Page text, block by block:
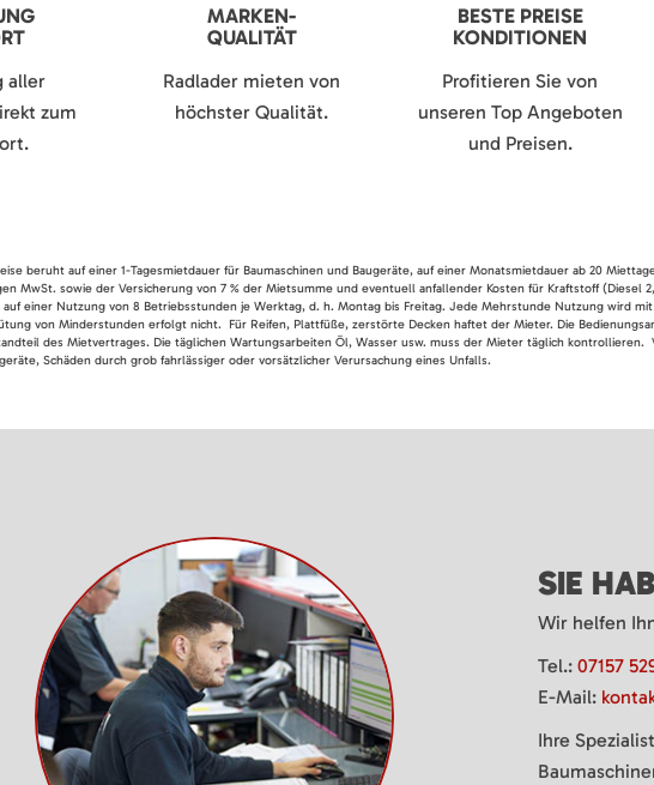
aller
zum
MARKEN-
QUALITÄT
Radlader mieten von
höchster Qualität.
BESTE PREISE
KONDITIONEN
Profitieren Sie von
unseren Top Angeboten
und Preisen.
beruht auf einer 1-Tagesmietdauer für Baumaschinen und Baugeräte, auf einer Monatsmietdauer ab 20
MwSt. sowie der Versicherung von 7 % der Mietsumme und eventuell anfallender Kosten für Kraftstoff (Diesel
auf einer Nutzung von 8 Betriebsstunden je Werktag, d. h. Montag bis Freitag. Jede Mehrstunde Nutzung wird
von Minderstunden erfolgt nicht. Für Reifen, Plattfüße, zerstörte Decken haftet der Mieter. Die
des Mietvertrages. Die täglichen Wartungsarbeiten Öl, Wasser usw. muss der Mieter täglich
Schäden durch grob fahrlässiger oder vorsätzlicher Verursachung eines Unfalls.
SIE
Wir helfen
Tel.: 07157
E-Mail:
Ihre